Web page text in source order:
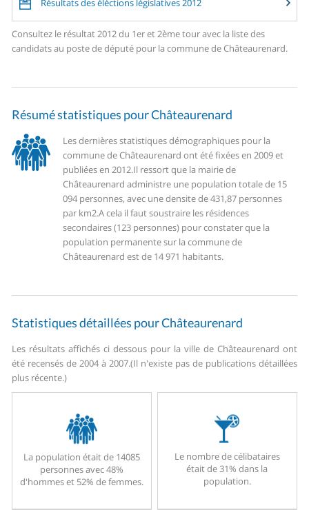
Résultats des éléctions législatives 2012
Consultez le résultat 2012 du 1er et 2ème tour avec la liste des
candidats au poste de député pour la commune de Châteaurenard.
Résumé statistiques pour Châteaurenard
Les dernières statistiques démographiques pour la
commune de Châteaurenard ont été fixées en 2009 et
publiées en 2012.Il ressort que la mairie de
Châteaurenard administre une population totale de 15
094 personnes, avec une densite de 431,87 personnes
par km2.A cela il faut soustraire les résidences
secondaires (123 personnes) pour constater que la
population permanente sur la commune de
Châteaurenard est de 14 971 habitants.
Statistiques détaillées pour Châteaurenard
Les résultats affichés ci dessous pour la ville de Châteaurenard ont
été recensés de 2004 à 2007.(Il n'existe pas de publications détaillées
plus récente.)
La population était de 14085
personnes avec 48%
d'hommes et 52% de femmes.
Le nombre de célibataires
était de 31% dans la
population.